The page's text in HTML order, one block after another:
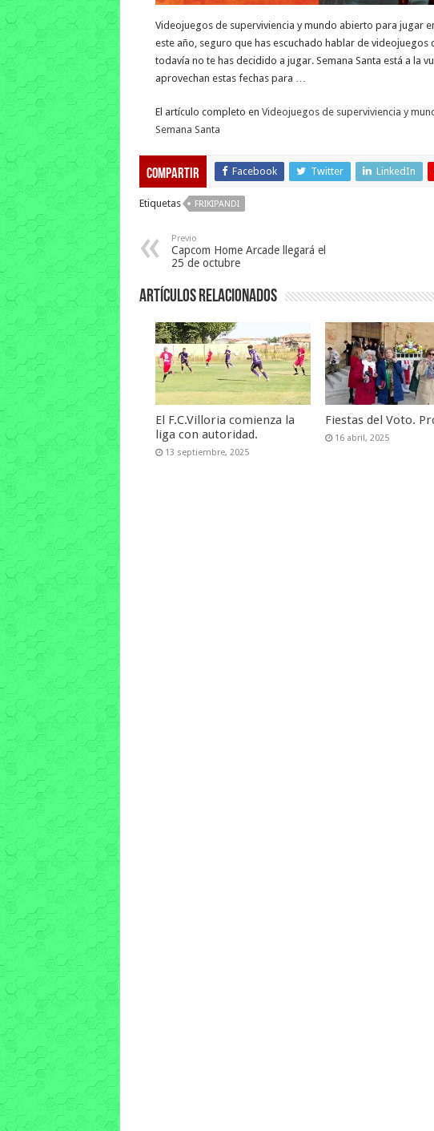
Videojuegos de superviviencia y mundo abierto para jugar
este año, seguro que has escuchado hablar de
todavía no te has decidido a jugar. Semana Santa está a la
aprovechan estas fechas para …
El artículo completo en Videojuegos de superviviencia y
Semana Santa
Compartir Facebook Twitter LinkedIn
Etiquetas FRIKIPANDI
Previo
Capcom Home Arcade llegará el
25 de octubre
Artículos relacionados
El F.C.Villoria comienza la
liga con autoridad.
13 septiembre, 2025
Fiestas del Voto.
16 abril, 2025